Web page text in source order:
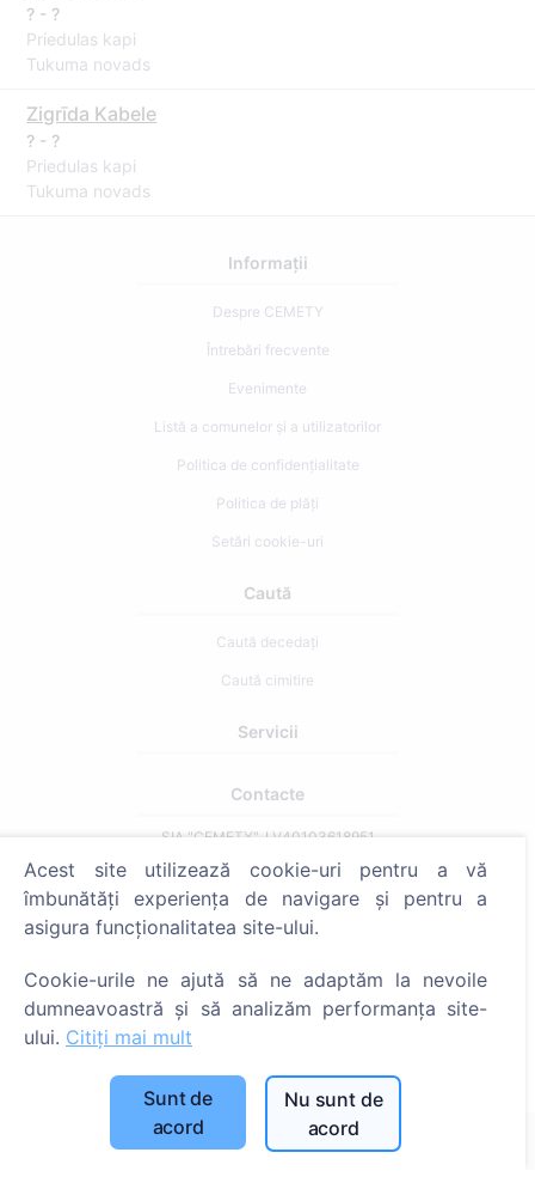
? - ?
Priedulas kapi
Tukuma novads
Zigrīda Kabele
? - ?
Priedulas kapi
Tukuma novads
Informații
Despre CEMETY
Întrebări frecvente
Evenimente
Listă a comunelor și a utilizatorilor
Politica de confidențialitate
Politica de plăți
Setări cookie-uri
Caută
Caută decedați
Caută cimitire
Servicii
Contacte
SIA "CEMETY", LV40103618951
371 29144816
info@cemety.lv
© 2013 - 2026 Cemety Toate drepturile rezervate
Politica de confidențialitate și termeni.
Acest site utilizează cookie-uri pentru a vă
îmbunătăți experiența de navigare și pentru a
asigura funcționalitatea site-ului.
Cookie-urile ne ajută să ne adaptăm la nevoile
dumneavoastră și să analizăm performanța site-
ului. Citiți mai mult
Sunt de
acord
Nu sunt de
acord